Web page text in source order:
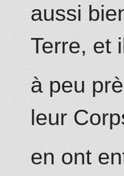
aussi
Terre, et
à peu
leur
en ont